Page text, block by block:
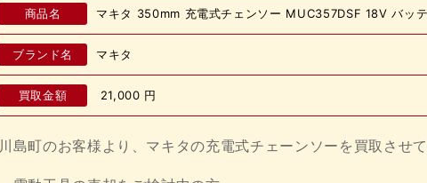
商品名 マキタ 350mm 充電式チェンソー MUC357DSF 18V バッ
ブランド名 マキタ
買取金額 21,000 円
川島町のお客様より、マキタの充電式チェーンソーを買取させ